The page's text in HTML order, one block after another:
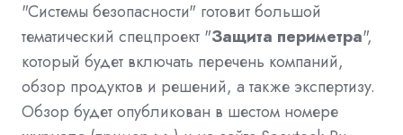
"Системы безопасности" готовит большой
тематический спецпроект "Защита периметра",
который будет включать перечень компаний,
обзор продуктов и решений, а также экспертизу.
Обзор будет опубликован в шестом номере